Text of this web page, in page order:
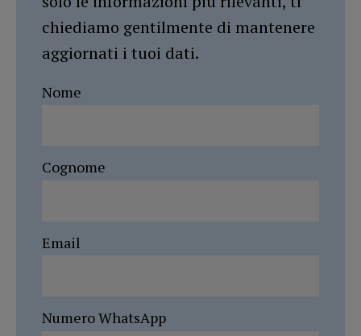
chiediamo gentilmente di mantenere
aggiornati i tuoi dati.
Nome
Cognome
Email
Numero WhatsApp